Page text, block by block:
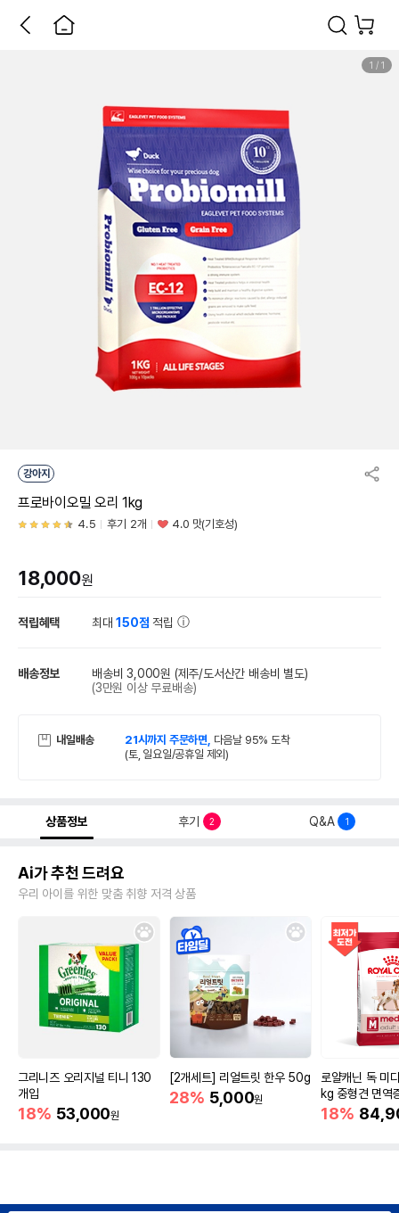
1 / 1
강아지
프로바이오밀 오리 1kg
4.5 후기 2개 4.0 맛(기호성)
18,000원
적립혜택 최대150점 적립
배송정보 배송비 3,000원 (제주/도서산간 배송비 별도)
(3만원 이상 무료배송)
내일배송 21시까지 주문하면, 다음날 95% 도착
(토, 일요일/공휴일 제외)
상품정보 후기 2 Q&A 1
Ai가 추천 드려요
우리 아이를 위한 맞춤 취향 저격 상품
그리니즈 오리지널 티니 130
개입
18% 53,000원
[2개세트] 리얼트릿 한우 50g
28% 5,000원
로얄캐닌 독 미
kg 중형견 면역
18%